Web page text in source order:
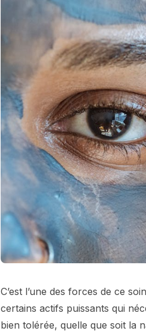
C’est l’une des forces de ce
certains actifs puissants qui
bien tolérée, quelle que soit la